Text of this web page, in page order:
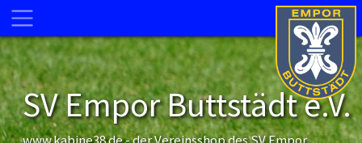
SV Empor Buttstädt e.V.